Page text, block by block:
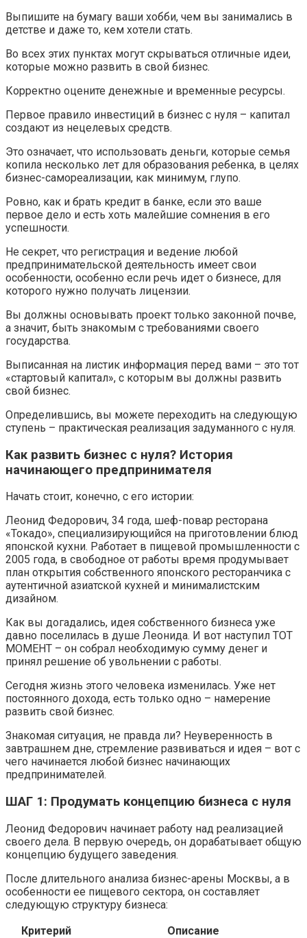
Выпишите на бумагу ваши хобби, чем вы занимались в
детстве и даже то, кем хотели стать.
Во всех этих пунктах могут скрываться отличные идеи,
которые можно развить в свой бизнес.
Корректно оцените денежные и временные ресурсы.
Первое правило инвестиций в бизнес с нуля – капитал
создают из нецелевых средств.
Это означает, что использовать деньги, которые семья
копила несколько лет для образования ребенка, в целях
бизнес-самореализации, как минимум, глупо.
Ровно, как и брать кредит в банке, если это ваше
первое дело и есть хоть малейшие сомнения в его
успешности.
Не секрет, что регистрация и ведение любой
предпринимательской деятельность имеет свои
особенности, особенно если речь идет о бизнесе, для
которого нужно получать лицензии.
Вы должны основывать проект только законной почве,
а значит, быть знакомым с требованиями своего
государства.
Выписанная на листик информация перед вами – это тот
«стартовый капитал», с которым вы должны развить
свой бизнес.
Определившись, вы можете переходить на следующую
ступень – практическая реализация задуманного с нуля.
Как развить бизнес с нуля? История
начинающего предпринимателя
Начать стоит, конечно, с его истории:
Леонид Федорович, 34 года, шеф-повар ресторана
«Токадо», специализирующийся на приготовлении блюд
японской кухни. Работает в пищевой промышленности с
2005 года, в свободное от работы время продумывает
план открытия собственного японского ресторанчика с
аутентичной азиатской кухней и минималистским
дизайном.
Как вы догадались, идея собственного бизнеса уже
давно поселилась в душе Леонида. И вот наступил ТОТ
МОМЕНТ – он собрал необходимую сумму денег и
принял решение об увольнении с работы.
Сегодня жизнь этого человека изменилась. Уже нет
постоянного дохода, есть только одно – намерение
развить свой бизнес.
Знакомая ситуация, не правда ли? Неуверенность в
завтрашнем дне, стремление развиваться и идея – вот с
чего начинается любой бизнес начинающих
предпринимателей.
ШАГ 1: Продумать концепцию бизнеса с нуля
Леонид Федорович начинает работу над реализацией
своего дела. В первую очередь, он дорабатывает общую
концепцию будущего заведения.
После длительного анализа бизнес-арены Москвы, а в
особенности ее пищевого сектора, он составляет
следующую структуру бизнеса:
Критерий
Описание